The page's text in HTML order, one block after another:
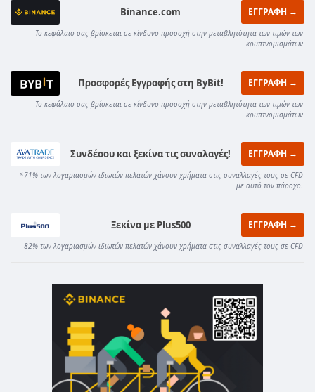
Binance.com ΕΓΓΡΑΦΗ →
Το κεφάλαιο σας βρίσκεται σε κίνδυνο προσοχή στην μεταβλητότητα των τιμών των
κρυπτνομισμάτων
Προσφορές Εγγραφής στη ByBit! ΕΓΓΡΑΦΗ →
Το κεφάλαιο σας βρίσκεται σε κίνδυνο προσοχή στην μεταβλητότητα των τιμών των
κρυπτνομισμάτων
Συνδέσου και ξεκίνα τις συναλαγές! ΕΓΓΡΑΦΗ →
*71% των λογαριασμών ιδιωτών πελατών χάνουν χρήματα στις συναλλαγές τους σε CFD
με αυτό τον πάροχο.
Ξεκίνα με Plus500 ΕΓΓΡΑΦΗ →
82% των λογαριασμών ιδιωτών πελατών χάνουν χρήματα στις συναλλαγές τους σε CFD